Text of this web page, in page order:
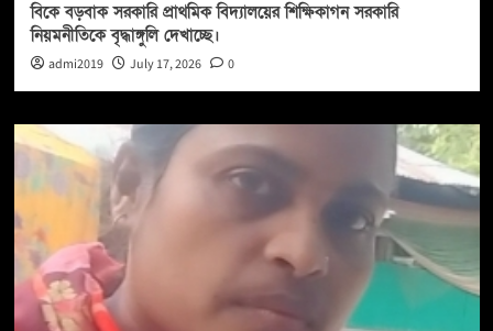
বিকে বড়বাক সরকারি প্রাথমিক বিদ্যালয়ের শিক্ষিকাগন সরকারি
নিয়মনীতিকে বৃদ্ধাঙ্গুলি দেখাচ্ছে।
admi2019 July 17, 2026 0